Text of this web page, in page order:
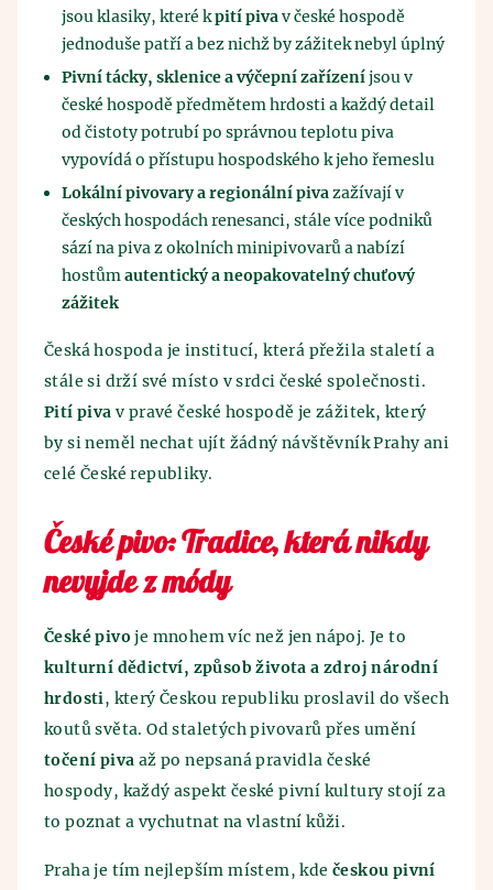
jsou klasiky, které kpití pivav české hospodě
jednoduše patří a bez nichž by zážitek nebyl úplný
Pivní tácky, sklenice a výčepní zařízeníjsou v
české hospodě předmětem hrdosti a každý detail
od čistoty potrubí po správnou teplotu piva
vypovídá o přístupu hospodského k jeho řemeslu
Lokální pivovary a regionální pivazažívají v
českých hospodách renesanci, stále více podniků
sází na piva z okolních minipivovarů a nabízí
hostůmautentický a neopakovatelný chuťový
zážitek
Česká hospoda je institucí, která přežila staletí a
stále si drží své místo v srdci české společnosti.
Pití piva v pravé české hospodě je zážitek, který
by si neměl nechat ujít žádný návštěvník Prahy ani
celé České republiky.
České pivo: Tradice, která nikdy
nevyjde z módy
České pivoje mnohem víc než jen nápoj. Je to
kulturní dědictví, způsob života a zdroj národní
hrdosti, který Českou republiku proslavil do všech
koutů světa. Od staletých pivovarů přes umění
točení piva až po nepsaná pravidla české
hospody, každý aspekt české pivní kultury stojí za
to poznat a vychutnat na vlastní kůži.
Praha je tím nejlepším místem, kde českou pivní